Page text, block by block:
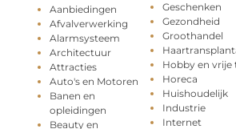
Aanbiedingen
Afvalverwerking
Alarmsysteem
Architectuur
Attracties
Auto's en Motoren
Banen en
opleidingen
Beauty en
Geschenken
Gezondheid
Groothandel
Hobby en vrije
Horeca
Huishoudelijk
Industrie
Internet